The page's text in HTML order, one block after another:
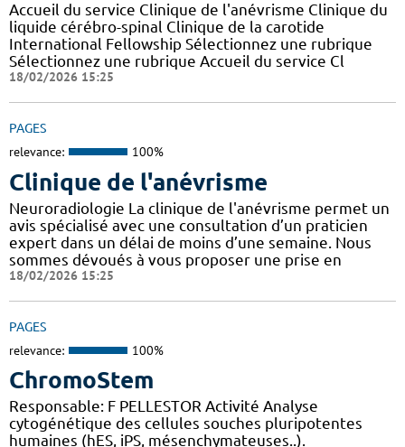
Accueil du service Clinique de l'anévrisme Clinique du
liquide cérébro-spinal Clinique de la carotide
International Fellowship Sélectionnez une rubrique
Sélectionnez une rubrique Accueil du service Cl
18/02/2026 15:25
PAGES
relevance: 100%
Clinique de l'anévrisme
Neuroradiologie La clinique de l'anévrisme permet un
avis spécialisé avec une consultation d’un praticien
expert dans un délai de moins d’une semaine. Nous
sommes dévoués à vous proposer une prise en
18/02/2026 15:25
PAGES
relevance: 100%
ChromoStem
Responsable: F PELLESTOR Activité Analyse
cytogénétique des cellules souches pluripotentes
humaines (hES, iPS, mésenchymateuses..).